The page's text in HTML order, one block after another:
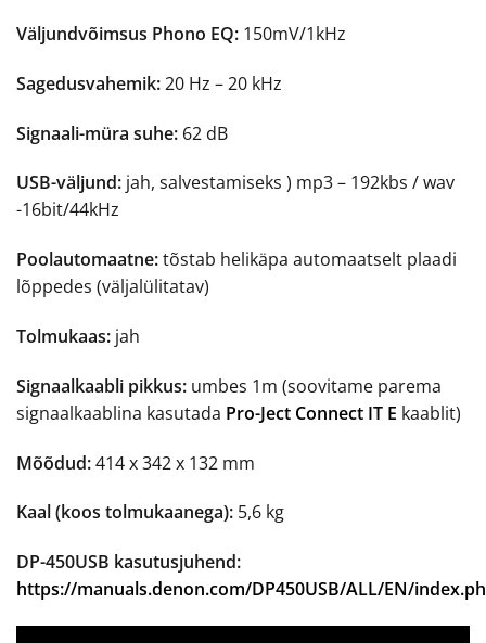
Väljundvõimsus Phono EQ: 150mV/1kHz
Sagedusvahemik:20 Hz – 20 kHz
Signaali-müra suhe: 62 dB
USB-väljund: jah, salvestamiseks ) mp3 – 192kbs / wav
-16bit/44kHz
Poolautomaatne:tõstab helikäpa automaatselt plaadi
lõppedes (väljalülitatav)
Tolmukaas: jah
Signaalkaabli pikkus: umbes 1m (soovitame parema
signaalkaablina kasutada Pro-Ject Connect IT E kaablit)
Mõõdud:414 x 342 x 132 mm
Kaal (koos tolmukaanega): 5,6 kg
DP-450USB kasutusjuhend:
https://manuals.denon.com/DP450USB/ALL/EN/